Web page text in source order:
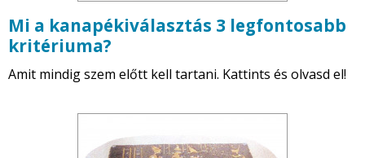
Mi a kanapékiválasztás 3 legfontosabb
kritériuma?
Amit mindig szem előtt kell tartani. Kattints és olvasd el!